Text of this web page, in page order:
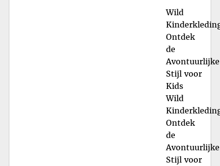
Wild
Ontdek
de
Avontuurlijke
Stijl voor
Kids
Wild
Ontdek
de
Avontuurlijke
Stijl voor